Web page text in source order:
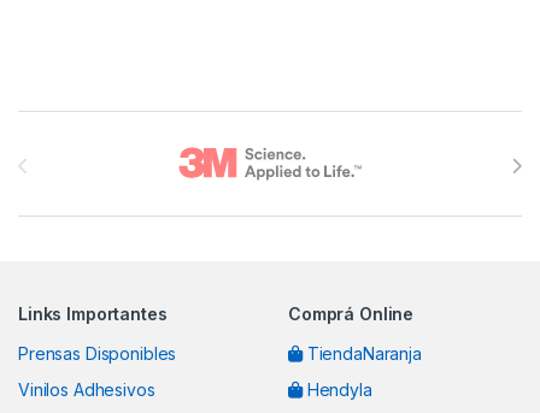
Links Importantes
Prensas Disponibles
Vinilos Adhesivos
Comprá Online
TiendaNaranja
Hendyla